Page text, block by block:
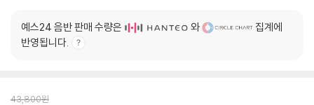
예스24 음반 판매 수량은 와
집계에
반영됩니다.
43,800원